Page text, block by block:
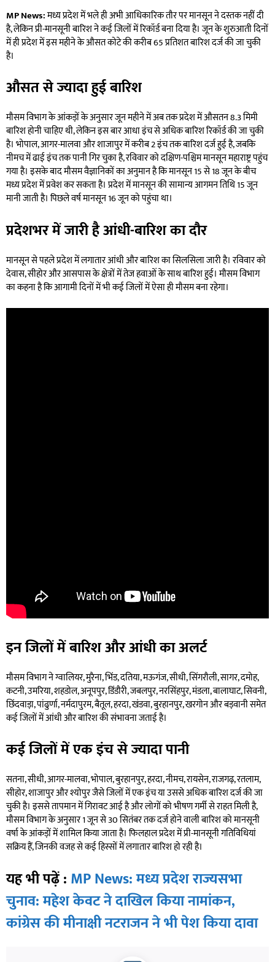
MP News:मध्य प्रदेश में भले ही अभी आधिकारिक तौर पर मानसून ने दस्तक नहीं दी
है, लेकिन प्री-मानसूनी बारिश ने कई जिलों में रिकॉर्ड बना दिया है। जून के शुरुआती दिनों
में ही प्रदेश में इस महीने के औसत कोटे की करीब 65 प्रतिशत बारिश दर्ज की जा चुकी
है।
औसत से ज्यादा हुई बारिश
मौसम विभाग के आंकड़ों के अनुसार जून महीने में अब तक प्रदेश में औसतन 8.3 मिमी
बारिश होनी चाहिए थी, लेकिन इस बार आधा इंच से अधिक बारिश रिकॉर्ड की जा चुकी
है। भोपाल, आगर-मालवा और शाजापुर में करीब 2 इंच तक बारिश दर्ज हुई है, जबकि
नीमच में ढाई इंच तक पानी गिर चुका है, रविवार को दक्षिण-पश्चिम मानसून महाराष्ट्र पहुंच
गया है। इसके बाद मौसम वैज्ञानिकों का अनुमान है कि मानसून 15 से 18 जून के बीच
मध्य प्रदेश में प्रवेश कर सकता है। प्रदेश में मानसून की सामान्य आगमन तिथि 15 जून
मानी जाती है। पिछले वर्ष मानसून 16 जून को पहुंचा था।
प्रदेशभर में जारी है आंधी-बारिश का दौर
मानसून से पहले प्रदेश में लगातार आंधी और बारिश का सिलसिला जारी है। रविवार को
देवास, सीहोर और आसपास के क्षेत्रों में तेज हवाओं के साथ बारिश हुई। मौसम विभाग
का कहना है कि आगामी दिनों में भी कई जिलों में ऐसा ही मौसम बना रहेगा।
इन जिलों में बारिश और आंधी का अलर्ट
मौसम विभाग ने ग्वालियर, मुरैना, भिंड, दतिया, मऊगंज, सीधी, सिंगरौली, सागर, दमोह,
कटनी, उमरिया, शहडोल, अनूपपुर, डिंडौरी, जबलपुर, नरसिंहपुर, मंडला, बालाघाट, सिवनी,
छिंदवाड़ा, पांढुर्णा, नर्मदापुरम, बैतूल, हरदा, खंडवा, बुरहानपुर, खरगोन और बड़वानी समेत
कई जिलों में आंधी और बारिश की संभावना जताई है।
कई जिलों में एक इंच से ज्यादा पानी
सतना, सीधी, आगर-मालवा, भोपाल, बुरहानपुर, हरदा, नीमच, रायसेन, राजगढ़, रतलाम,
सीहोर, शाजापुर और श्योपुर जैसे जिलों में एक इंच या उससे अधिक बारिश दर्ज की जा
चुकी है। इससे तापमान में गिरावट आई है और लोगों को भीषण गर्मी से राहत मिली है,
मौसम विभाग के अनुसार 1 जून से 30 सितंबर तक दर्ज होने वाली बारिश को मानसूनी
वर्षा के आंकड़ों में शामिल किया जाता है। फिलहाल प्रदेश में प्री-मानसूनी गतिविधियां
सक्रिय हैं, जिनकी वजह से कई हिस्सों में लगातार बारिश हो रही है।
यह भी पढ़ें : MP News: मध्य प्रदेश राज्यसभा
चुनाव: महेश केवट ने दाखिल किया नामांकन,
कांग्रेस की मीनाक्षी नटराजन ने भी पेश किया दावा